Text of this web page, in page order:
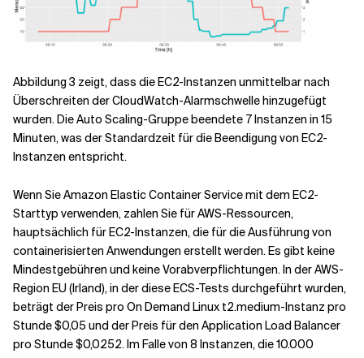
Abbildung 3 zeigt, dass die EC2-Instanzen unmittelbar nach
Überschreiten der CloudWatch-Alarmschwelle hinzugefügt
wurden. Die Auto Scaling-Gruppe beendete 7 Instanzen in 15
Minuten, was der Standardzeit für die Beendigung von EC2-
Instanzen entspricht.
Wenn Sie Amazon Elastic Container Service mit dem EC2-
Starttyp verwenden, zahlen Sie für AWS-Ressourcen,
hauptsächlich für EC2-Instanzen, die für die Ausführung von
containerisierten Anwendungen erstellt werden. Es gibt keine
Mindestgebühren und keine Vorabverpflichtungen. In der AWS-
Region EU (Irland), in der diese ECS-Tests durchgeführt wurden,
beträgt der Preis pro On Demand Linux t2.medium-Instanz pro
Stunde $0,05 und der Preis für den Application Load Balancer
pro Stunde $0,0252. Im Falle von 8 Instanzen, die 10.000